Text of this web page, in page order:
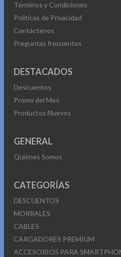
Términos y Condiciones
Políticas de Privacidad
Contáctenos
Preguntas frecuentes
DESTACADOS
Descuentos
Promo del Mes
Productos Nuevos
GENERAL
Quiénes Somos
CATEGORÍAS
DESCUENTOS
MORRALES
CABLES
CARGADORES PREMIUM
ACCESORIOS PARA